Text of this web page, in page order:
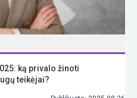
ką privalo žinoti
teikėjai?